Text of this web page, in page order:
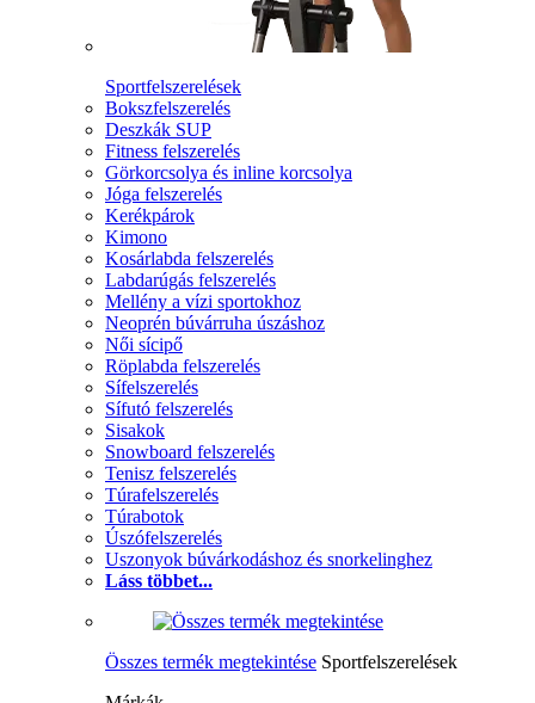
Sportfelszerelések
Bokszfelszerelés
Deszkák SUP
Fitness felszerelés
Görkorcsolya és inline korcsolya
Jóga felszerelés
Kerékpárok
Kimono
Kosárlabda felszerelés
Labdarúgás felszerelés
Mellény a vízi sportokhoz
Neoprén búvárruha úszáshoz
Női sícipő
Röplabda felszerelés
Sífelszerelés
Sífutó felszerelés
Sisakok
Snowboard felszerelés
Tenisz felszerelés
Túrafelszerelés
Túrabotok
Úszófelszerelés
Uszonyok búvárkodáshoz és snorkelinghez
Láss többet...
Összes termék megtekintése Sportfelszerelések